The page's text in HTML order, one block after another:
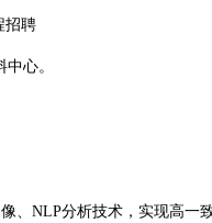
招聘
心。
、NLP分析技术，实现高